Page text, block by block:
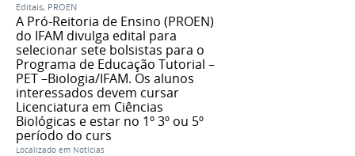
Editais, PROEN
A Pró-Reitoria de Ensino (PROEN)
do IFAM divulga edital para
selecionar sete bolsistas para o
Programa de Educação Tutorial –
PET –Biologia/IFAM. Os alunos
interessados devem cursar
Licenciatura em Ciências
Biológicas e estar no 1º 3º ou 5º
período do curs
Localizado em Notícias